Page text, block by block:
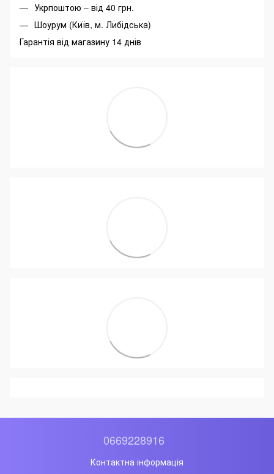
Укрпоштою – від 40 грн.
Шоурум (Київ, м. Либідська)
Гарантія від магазину 14 днів
0669228916
Контактна інформація